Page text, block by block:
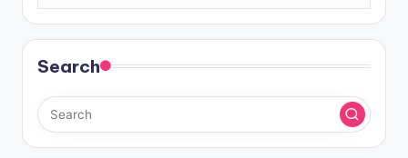
Search